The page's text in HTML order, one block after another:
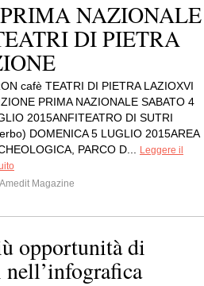
NAZIONALE
DI PIETRA
cafè TEATRI DI PIETRA LAZIOXVI
PRIMA NAZIONALE SABATO 4
2015ANFITEATRO DI SUTRI
DOMENICA 5 LUGLIO 2015AREA
PARCO D...
Leggere il
Amedit Magazine
opportunità di